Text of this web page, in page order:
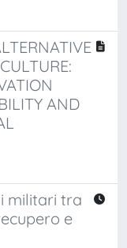
AND
militari tra
e